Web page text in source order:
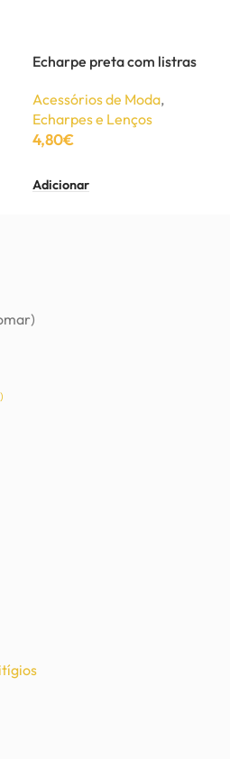
Echarpe preta com listras
Acessórios de Moda,
Echarpes e Lenços
4,80€
Adicionar